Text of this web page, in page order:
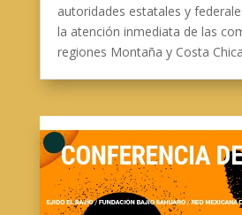
autoridades estatales y
la atención inmediata de las
regiones Montaña y Costa